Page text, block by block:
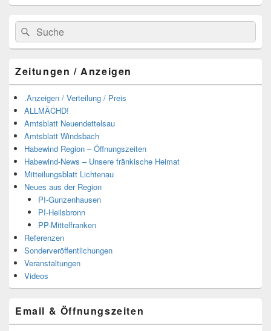
Suchen
nach:
Suchen
Zeitungen / Anzeigen
.Anzeigen / Verteilung / Preis
ALLMÄCHD!
Amtsblatt Neuendettelsau
Amtsblatt Windsbach
Habewind Region – Öffnungszeiten
Habewind-News – Unsere fränkische Heimat
Mitteilungsblatt Lichtenau
Neues aus der Region
PI-Gunzenhausen
PI-Heilsbronn
PP-Mittelfranken
Referenzen
Sonderveröffentlichungen
Veranstaltungen
Videos
Email & Öffnungszeiten